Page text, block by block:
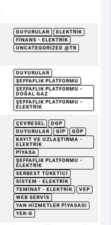
DUYURULAR
ELEKTRIK
FINANS - ELEKTRIK
UNCATEGORIZED @TR
DUYURULAR
ŞEFFAFLIK PLATFORMU
ŞEFFAFLIK PLATFORMU -
DOĞAL GAZ
ŞEFFAFLIK PLATFORMU -
ELEKTRIK
ÇEVRESEL
DGP
DUYURULAR
GİP
GÖP
KAYIT VE UZLAŞTIRMA -
ELEKTRIK
PIYASA
ŞEFFAFLIK PLATFORMU -
ELEKTRIK
SERBEST TÜKETICI
SISTEM - ELEKTRIK
TEMINAT - ELEKTRIK
VEP
WEB SERVIS
YAN HIZMETLER PIYASASI
YEK-G